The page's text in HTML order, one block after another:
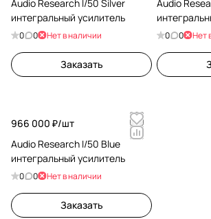
Audio Research I/50 Silver
интегральный усилитель
0 0 Нет в наличии
Заказать
Audio
0 0 Нет
966 000 ₽/шт
Audio Research I/50 Blue
интегральный усилитель
0 0 Нет в наличии
Заказать